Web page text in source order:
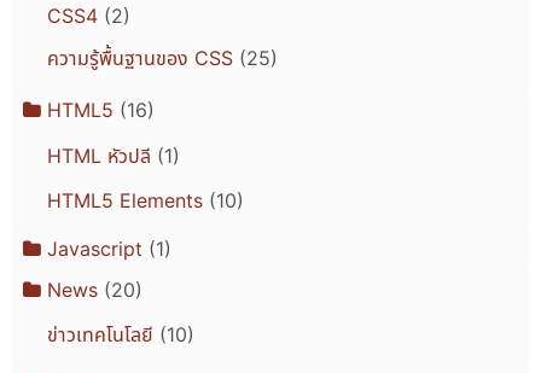
CSS4(2)
ความรู้พื้นฐานของ CSS(25)
HTML5 (16)
HTML หัวปลี (1)
HTML5 Elements(10)
Javascript (1)
News(20)
ข่าวเทคโนโลยี (10)